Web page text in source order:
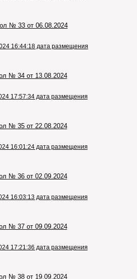
№ 33 от 06.08.2024
16:44:18 дата размещения
№ 34 от 13.08.2024
17:57:34 дата размещения
№ 35 от 22.08.2024
16:01:24 дата размещения
№ 36 от 02.09.2024
16:03:13 дата размещения
№ 37 от 09.09.2024
17:21:36 дата размещения
№ 38 от 19.09.2024